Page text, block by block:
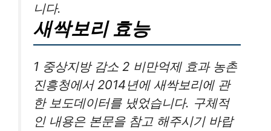
니다.
새싹보리 효능
1 중상지방 감소 2 비만억제 효과 농촌
진흥청에서 2014년에 새싹보리에 관
한 보도데이터를 냈었습니다. 구체적
인 내용은 본문을 참고 해주시기 바랍